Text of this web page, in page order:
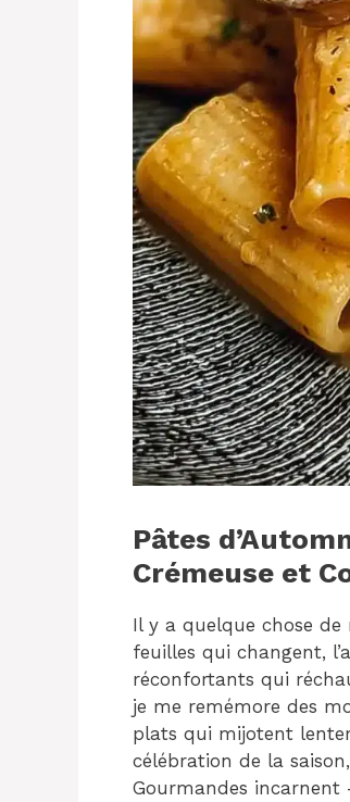
Pâtes
Crémeuse et
Il y a quelque chose de
feuilles qui changent,
réconfortants qui
je me remémore des
plats qui mijotent
célébration de la
Gourmandes incarnent